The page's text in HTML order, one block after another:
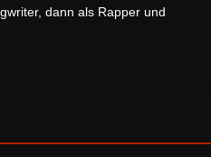
dann als Rapper und